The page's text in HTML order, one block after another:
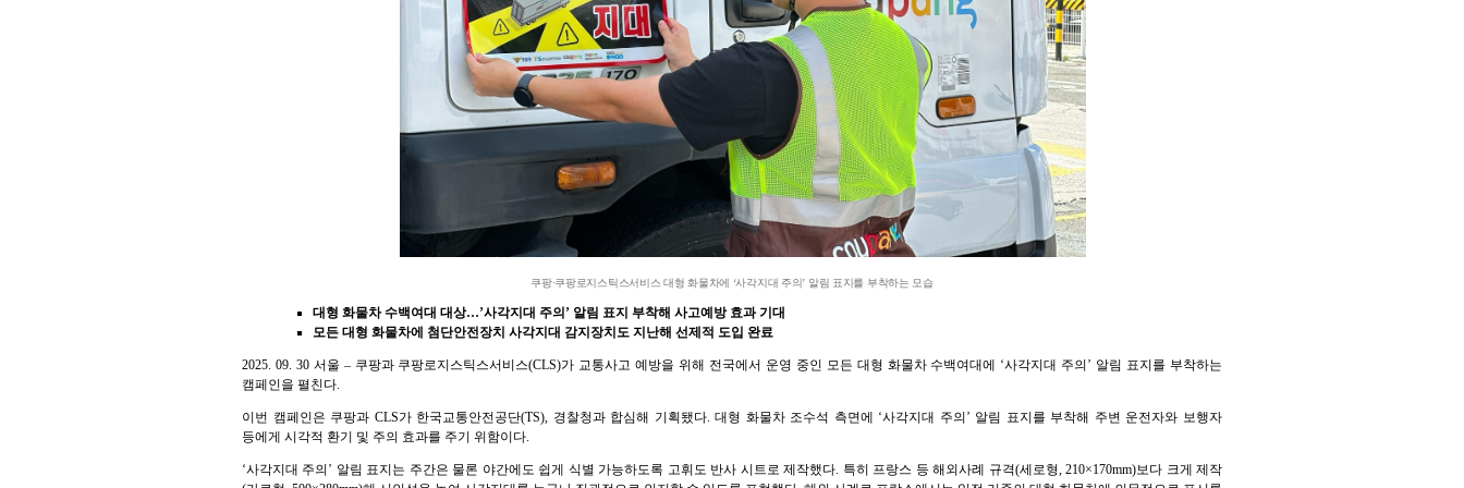
쿠팡·쿠팡로지스틱스서비스 대형 화물차에 ‘사각지대 주의’ 알림 표지를 부착하는 모습
대형 화물차 수백여대 대상…’사각지대 주의’ 알림 표지 부착해 사고예방 효과 기대
모든 대형 화물차에 첨단안전장치 사각지대 감지장치도 지난해 선제적 도입 완료
2025. 09. 30 서울 – 쿠팡과 쿠팡로지스틱스서비스(CLS)가 교통사고 예방을 위해 전국에서 운영 중인 모든 대형 화물차 수백여대에 ‘사각지대 주의’ 알림 표지를 부착하는
캠페인을 펼친다.
이번 캠페인은 쿠팡과 CLS가 한국교통안전공단(TS), 경찰청과 합심해 기획됐다. 대형 화물차 조수석 측면에 ‘사각지대 주의’ 알림 표지를 부착해 주변 운전자와 보행자
등에게 시각적 환기 및 주의 효과를 주기 위함이다.
‘사각지대 주의’ 알림 표지는 주간은 물론 야간에도 쉽게 식별 가능하도록 고휘도 반사 시트로 제작했다. 특히 프랑스 등 해외사례 규격(세로형, 210×170mm)보다 크게 제작